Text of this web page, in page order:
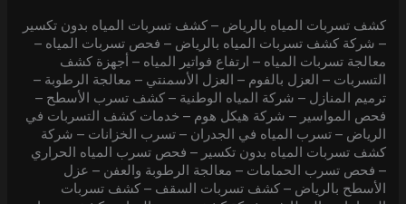
كشف تسربات المياه بالرياض – كشف تسربات المياه بدون تكسير
– شركة كشف تسربات المياه بالرياض – فحص تسربات المياه –
معالجة تسربات المياه – ارتفاع فواتير المياه – أجهزة كشف
التسربات – العزل بالفوم – العزل الأسمنتي – معالجة الرطوبة –
ترميم المنازل – شركة المياه الوطنية – كشف تسرب الأسطح –
فحص المواسير – شركة هيكل هوم – خدمات كشف التسربات في
الرياض – تسرب المياه في الجدران – تسرب الخزانات – شركة
كشف تسربات المياه بدون تكسير – فحص تسرب المياه الحراري
– فحص تسرب الحمامات – معالجة الرطوبة والعفن – عزل
الأسطح بالرياض – كشف تسربات السقف – كشف تسربات